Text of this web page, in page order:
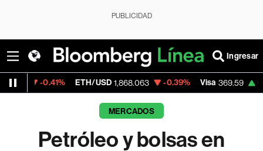
PUBLICIDAD
Ingresar
ETH/USD 1,868.063 -0.39% Visa 369.59 +1.07%
MERCADOS
Petróleo y bolsas en